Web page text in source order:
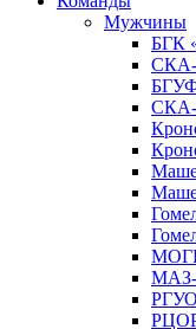
Мужчины
БГК